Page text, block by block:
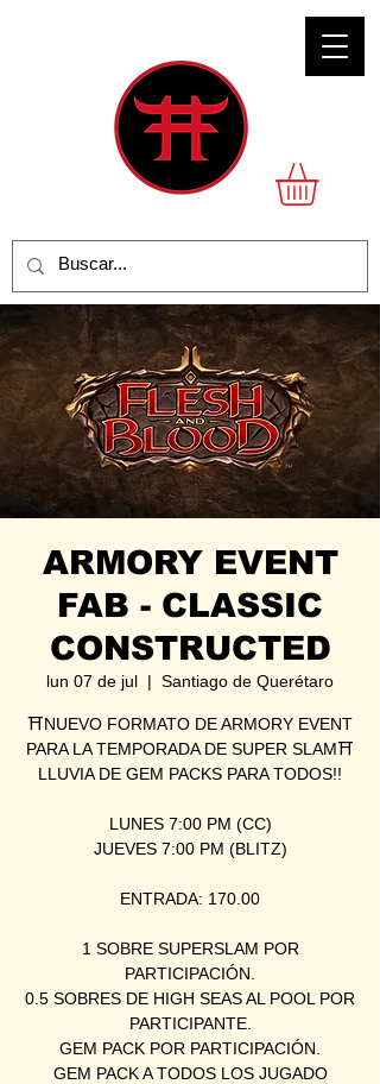
ARMORY EVENT
FAB - CLASSIC
CONSTRUCTED
lun 07 de jul
  |
Santiago de Querétaro
⛩NUEVO FORMATO DE ARMORY EVENT
PARA LA TEMPORADA DE SUPER SLAM⛩
LLUVIA DE GEM PACKS PARA TODOS!!
LUNES 7:00 PM (CC)
JUEVES 7:00 PM (BLITZ)
ENTRADA: 170.00
1 SOBRE SUPERSLAM POR
PARTICIPACIÓN.
0.5 SOBRES DE HIGH SEAS AL POOL POR
PARTICIPANTE.
GEM PACK POR PARTICIPACIÓN.
GEM PACK A TODOS LOS JUGADO